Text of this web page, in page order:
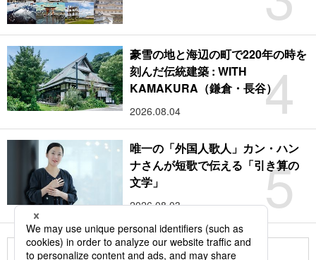
4
豪雪の地と海辺の町で220年の時を
刻んだ伝統建築 : WITH
KAMAKURA（鎌倉・長谷）
2026.08.04
5
唯一の「外国人歌人」カン・ハン
ナさんが短歌で伝える「引き算の
文学」
2026.08.03
もっと見る